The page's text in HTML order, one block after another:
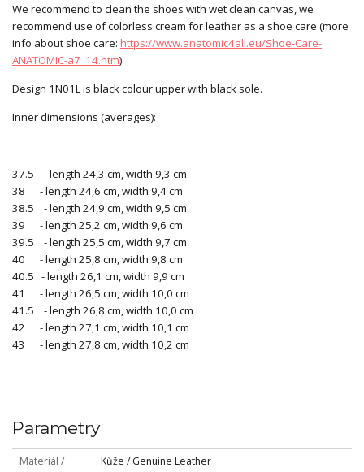
We recommend to clean the shoes with wet clean canvas, we
recommend use of colorless cream for leather as a shoe care (more
info about shoe care: https://www.anatomic4all.eu/Shoe-Care-
ANATOMIC-a7_14.htm)
Design 1N01L is black colour upper with black sole.
Inner dimensions (averages):
37.5 - length 24,3 cm, width 9,3 cm
38 - length 24,6 cm, width 9,4 cm
38.5 - length 24,9 cm, width 9,5 cm
39 - length 25,2 cm, width 9,6 cm
39.5 - length 25,5 cm, width 9,7 cm
40 - length 25,8 cm, width 9,8 cm
40.5 - length 26,1 cm, width 9,9 cm
41 - length 26,5 cm, width 10,0 cm
41.5 - length 26,8 cm, width 10,0 cm
42 - length 27,1 cm, width 10,1 cm
43 - length 27,8 cm, width 10,2 cm
Parametry
Materiál /
Kůže / Genuine Leather